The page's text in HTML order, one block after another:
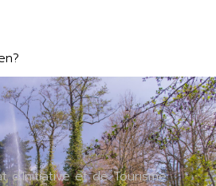
d'Initiative et de Tourisme